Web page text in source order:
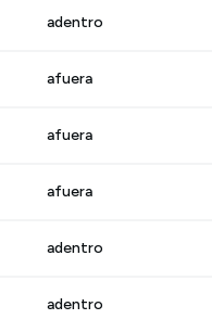
adentro
afuera
afuera
afuera
adentro
adentro